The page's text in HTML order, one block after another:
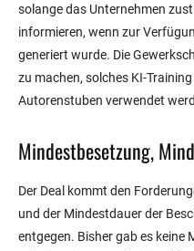
solange das Unternehmen
informieren, wenn zur
generiert wurde. Die
zu machen, solches KI-
Autorenstuben verwendet
Mindestbesetzung,
Der Deal kommt den
und der Mindestdauer der
entgegen. Bisher gab es keine